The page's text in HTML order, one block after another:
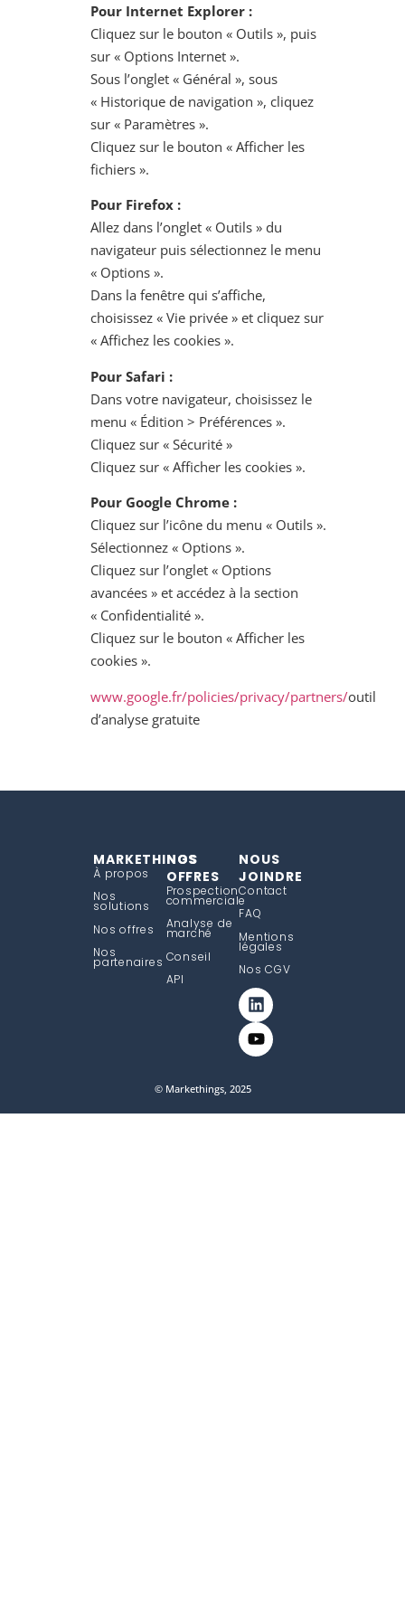
Pour Internet Explorer :
Cliquez sur le bouton « Outils », puis
sur « Options Internet ».
Sous l’onglet « Général », sous
« Historique de navigation », cliquez
sur « Paramètres ».
Cliquez sur le bouton « Afficher les
fichiers ».
Pour Firefox :
Allez dans l’onglet « Outils » du
navigateur puis sélectionnez le menu
« Options ».
Dans la fenêtre qui s’affiche,
choisissez « Vie privée » et cliquez sur
« Affichez les cookies ».
Pour Safari :
Dans votre navigateur, choisissez le
menu « Édition > Préférences ».
Cliquez sur « Sécurité »
Cliquez sur « Afficher les cookies ».
Pour Google Chrome :
Cliquez sur l’icône du menu « Outils ».
Sélectionnez « Options ».
Cliquez sur l’onglet « Options
avancées » et accédez à la section
« Confidentialité ».
Cliquez sur le bouton « Afficher les
cookies ».
www.google.fr/policies/privacy/partners/outil
d’analyse gratuite
MARKETHINGS
À propos
Nos
solutions
Nos offres
Nos
partenaires
NOS
OFFRES
Prospection
commerciale
Analyse de
marché
Conseil
API
NOUS
JOINDRE
Contact
FAQ
Mentions
légales
Nos CGV
© Markethings, 2025